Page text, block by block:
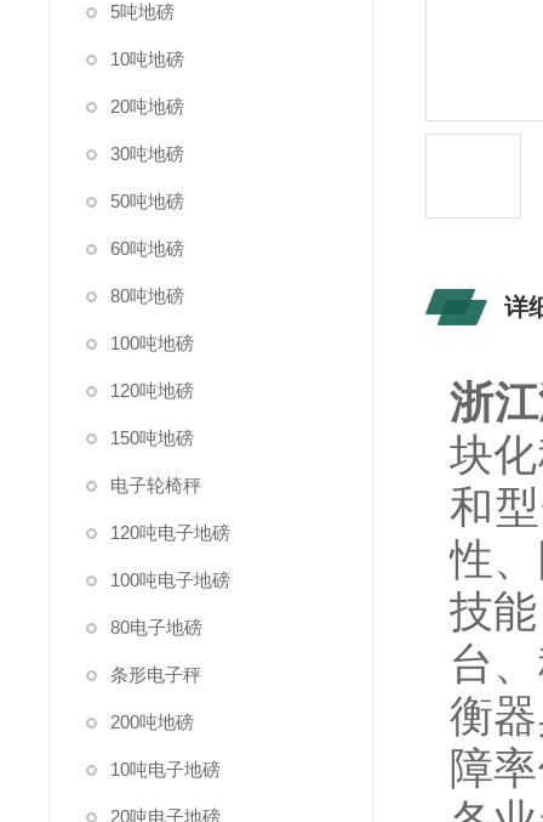
5吨地磅
10吨地磅
20吨地磅
30吨地磅
50吨地磅
60吨地磅
80吨地磅
100吨地磅
120吨地磅
150吨地磅
电子轮椅秤
120吨电子地磅
100吨电子地磅
80电子地磅
条形电子秤
200吨地磅
10吨电子地磅
20吨电子地磅
详
浙
块
和
性
技
台
衡
障